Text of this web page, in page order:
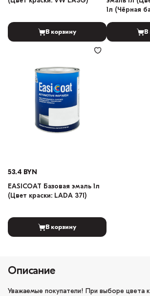
В корзину
1л (Чёрная
В
53.4 BYN
EASICOAT Базовая эмаль 1л
(Цвет краски: LADA 371)
В корзину
Описание
Уважаемые покупатели! При выборе цвета